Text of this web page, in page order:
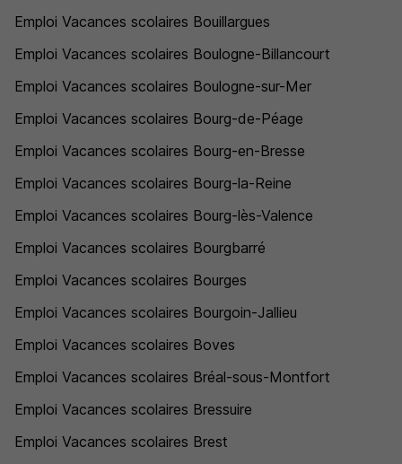
Emploi Vacances scolaires Bouillargues
Emploi Vacances scolaires Boulogne-Billancourt
Emploi Vacances scolaires Boulogne-sur-Mer
Emploi Vacances scolaires Bourg-de-Péage
Emploi Vacances scolaires Bourg-en-Bresse
Emploi Vacances scolaires Bourg-la-Reine
Emploi Vacances scolaires Bourg-lès-Valence
Emploi Vacances scolaires Bourgbarré
Emploi Vacances scolaires Bourges
Emploi Vacances scolaires Bourgoin-Jallieu
Emploi Vacances scolaires Boves
Emploi Vacances scolaires Bréal-sous-Montfort
Emploi Vacances scolaires Bressuire
Emploi Vacances scolaires Brest